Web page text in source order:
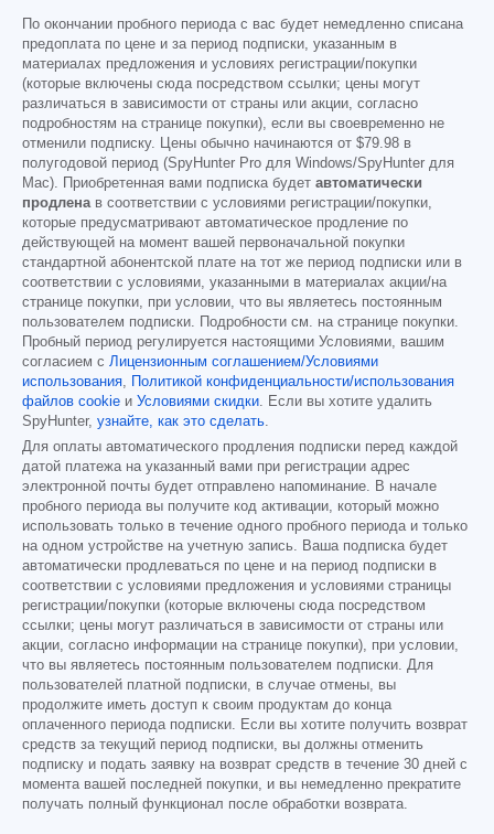
По окончании пробного периода с вас будет немедленно списана
предоплата по цене и за период подписки, указанным в
материалах предложения и условиях регистрации/покупки
(которые включены сюда посредством ссылки; цены могут
различаться в зависимости от страны или акции, согласно
подробностям на странице покупки), если вы своевременно не
отменили подписку. Цены обычно начинаются от $79.98 в
полугодовой период (SpyHunter Pro для Windows/SpyHunter для
Mac). Приобретенная вами подписка будет автоматически
продлена в соответствии с условиями регистрации/покупки,
которые предусматривают автоматическое продление по
действующей на момент вашей первоначальной покупки
стандартной абонентской плате на тот же период подписки или в
соответствии с условиями, указанными в материалах акции/на
странице покупки, при условии, что вы являетесь постоянным
пользователем подписки. Подробности см. на странице покупки.
Пробный период регулируется настоящими Условиями, вашим
согласием с Лицензионным соглашением/Условиями
использования
Политикой конфиденциальности/использования
файлов cookie и Условиями скидки . Если вы хотите удалить
SpyHunter, узнайте, как это сделать
Для оплаты автоматического продления подписки перед каждой
датой платежа на указанный вами при регистрации адрес
электронной почты будет отправлено напоминание. В начале
пробного периода вы получите код активации, который можно
использовать только в течение одного пробного периода и только
на одном устройстве на учетную запись. Ваша подписка будет
автоматически продлеваться по цене и на период подписки в
соответствии с условиями предложения и условиями страницы
регистрации/покупки (которые включены сюда посредством
ссылки; цены могут различаться в зависимости от страны или
акции, согласно информации на странице покупки), при условии,
что вы являетесь постоянным пользователем подписки. Для
пользователей платной подписки, в случае отмены, вы
продолжите иметь доступ к своим продуктам до конца
оплаченного периода подписки. Если вы хотите получить возврат
средств за текущий период подписки, вы должны отменить
подписку и подать заявку на возврат средств в течение 30 дней с
момента вашей последней покупки, и вы немедленно прекратите
получать полный функционал после обработки возврата.